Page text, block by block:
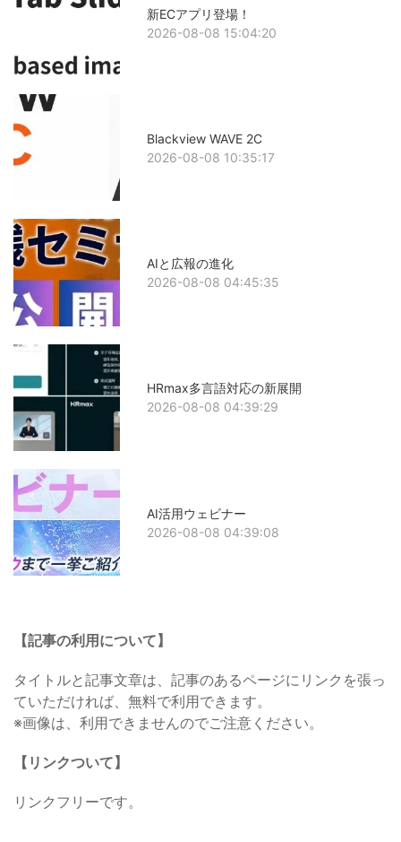
新ECアプリ登場！
2026-08-08 15:04:20
Blackview WAVE 2C
2026-08-08 10:35:17
AIと広報の進化
2026-08-08 04:45:35
HRmax多言語対応の新展開
2026-08-08 04:39:29
AI活用ウェビナー
2026-08-08 04:39:08
【記事の利用について】
タイトルと記事文章は、記事のあるページにリンクを張っ
ていただければ、無料で利用できます。
※画像は、利用できませんのでご注意ください。
【リンクついて】
リンクフリーです。